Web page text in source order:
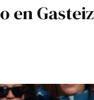
en Gasteiz